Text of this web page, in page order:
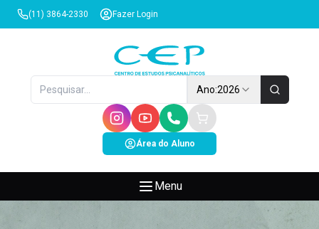
(11) 3864-2330 Fazer Login
Ano:2026
Área do Aluno
Menu